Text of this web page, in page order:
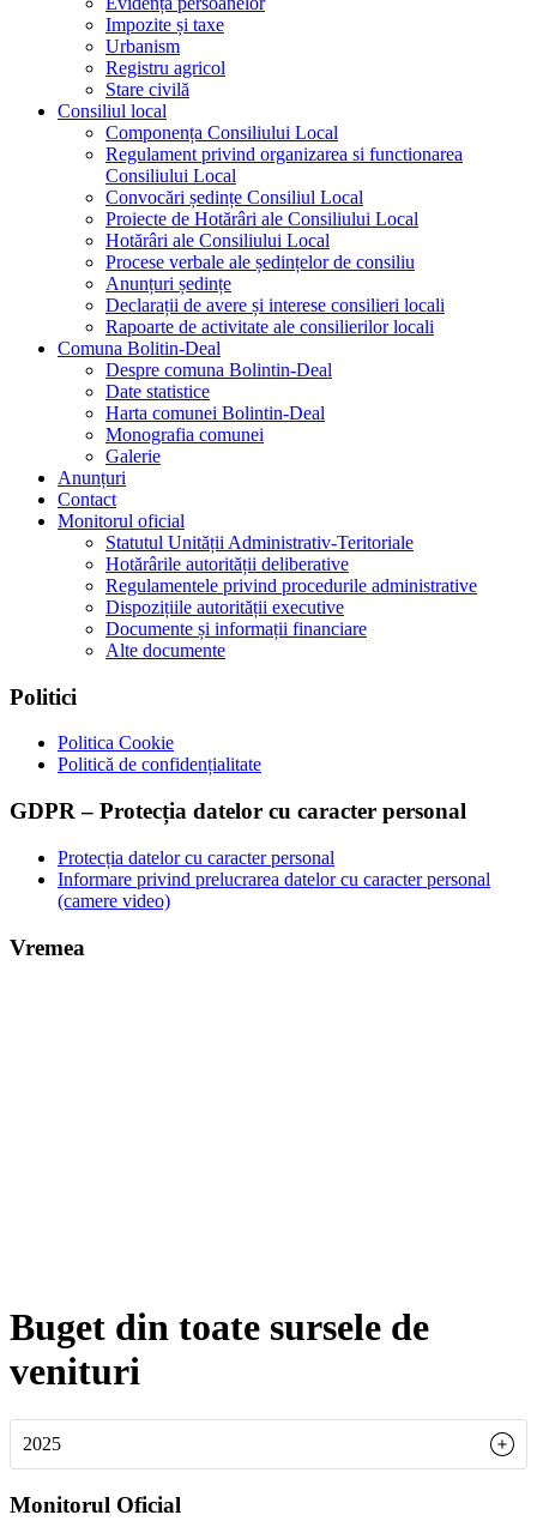
Impozite și taxe
Urbanism
Registru agricol
Stare civilă
Consiliul local
Componența Consiliului Local
Regulament privind organizarea si functionarea
Consiliului Local
Convocări ședințe Consiliul Local
Proiecte de Hotărâri ale Consiliului Local
Hotărâri ale Consiliului Local
Procese verbale ale ședințelor de consiliu
Anunțuri ședințe
Declarații de avere și interese consilieri locali
Rapoarte de activitate ale consilierilor locali
Comuna Bolitin-Deal
Despre comuna Bolintin-Deal
Date statistice
Harta comunei Bolintin-Deal
Monografia comunei
Galerie
Anunțuri
Contact
Monitorul oficial
Statutul Unității Administrativ-Teritoriale
Hotărârile autorității deliberative
Regulamentele privind procedurile administrative
Dispozițiile autorității executive
Documente și informații financiare
Alte documente
Politici
Politica Cookie
Politică de confidențialitate
GDPR – Protecția datelor cu caracter personal
Protecția datelor cu caracter personal
Informare privind prelucrarea datelor cu caracter personal
(camere video)
Vremea
Buget din toate sursele de
venituri
2025
Bara
Monitorul Oficial